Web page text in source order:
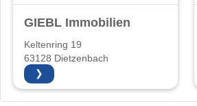
GIEBL Immobilien
Keltenring 19
63128 Dietzenbach
❯